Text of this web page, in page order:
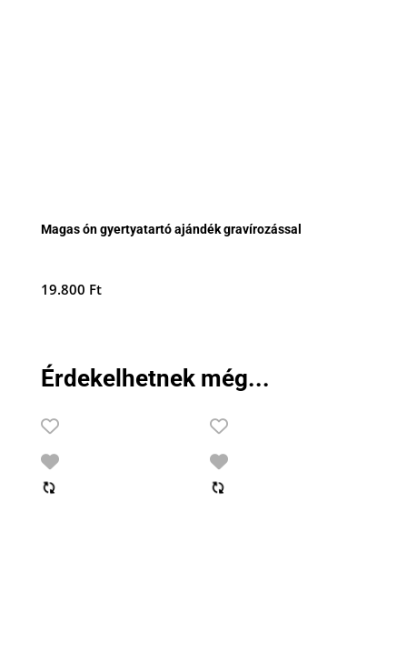
Magas ón gyertyatartó ajándék gravírozással
19.800 Ft
Érdekelhetnek még...